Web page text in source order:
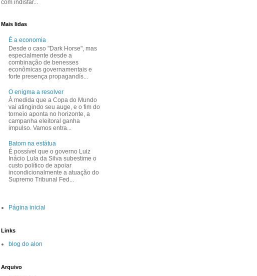
com indisfar...
Mais lidas
É a economia
Desde o caso "Dark Horse", mas
especialmente desde a
combinação de benesses
econômicas governamentais e
forte presença propagandís...
O enigma a resolver
À medida que a Copa do Mundo
vai atingindo seu auge, e o fim do
torneio aponta no horizonte, a
campanha eleitoral ganha
impulso. Vamos entra...
Batom na estátua
É possível que o governo Luiz
Inácio Lula da Silva subestime o
custo político de apoiar
incondicionalmente a atuação do
Supremo Tribunal Fed...
Página inicial
Links
blog do alon
Arquivo